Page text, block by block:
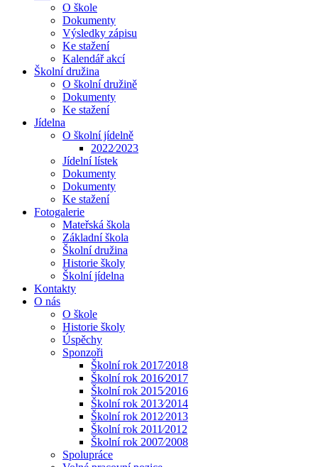
O škole
Dokumenty
Výsledky zápisu
Ke stažení
Kalendář akcí
Školní družina
O školní družině
Dokumenty
Ke stažení
Jídelna
O školní jídelně
2022⁄2023
Jídelní lístek
Dokumenty
Dokumenty
Ke stažení
Fotogalerie
Mateřská škola
Základní škola
Školní družina
Historie školy
Školní jídelna
Kontakty
O nás
O škole
Historie školy
Úspěchy
Sponzoři
Školní rok 2017⁄2018
Školní rok 2016⁄2017
Školní rok 2015⁄2016
Školní rok 2013⁄2014
Školní rok 2012⁄2013
Školní rok 2011⁄2012
Školní rok 2007⁄2008
Spolupráce